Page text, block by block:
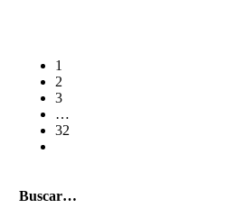
1
2
3
…
32
Buscar…